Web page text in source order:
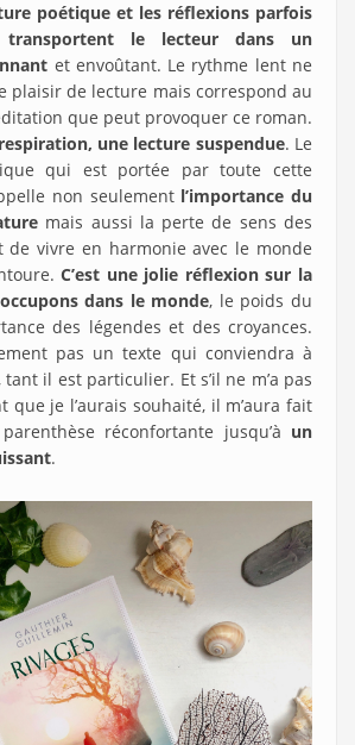
poétique et les réflexions parfois
transportent le lecteur dans un
et envoûtant. Le rythme lent ne
plaisir de lecture mais correspond au
que peut provoquer ce roman.
une lecture suspendue. Le
qui est portée par toute cette
non seulement l’importance du
mais aussi la perte de sens des
vivre en harmonie avec le monde
C’est une jolie réflexion sur la
dans le monde, le poids du
des légendes et des croyances.
pas un texte qui conviendra à
il est particulier. Et s’il ne m’a pas
que je l’aurais souhaité, il m’aura fait
réconfortante jusqu’à un
.